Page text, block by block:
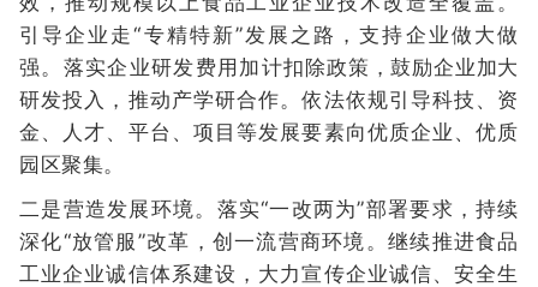
引导企业走“专精特新”发展之路，支持企业做大做
强。落实企业研发费用加计扣除政策，鼓励企业加大
研发投入，推动产学研合作。依法依规引导科技、资
金、人才、平台、项目等发展要素向优质企业、优质
园区聚集。
二是营造发展环境。落实“一改两为”部署要求，持续
深化“放管服”改革，创一流营商环境。继续推进食品
工业企业诚信体系建设，大力宣传企业诚信、安全生